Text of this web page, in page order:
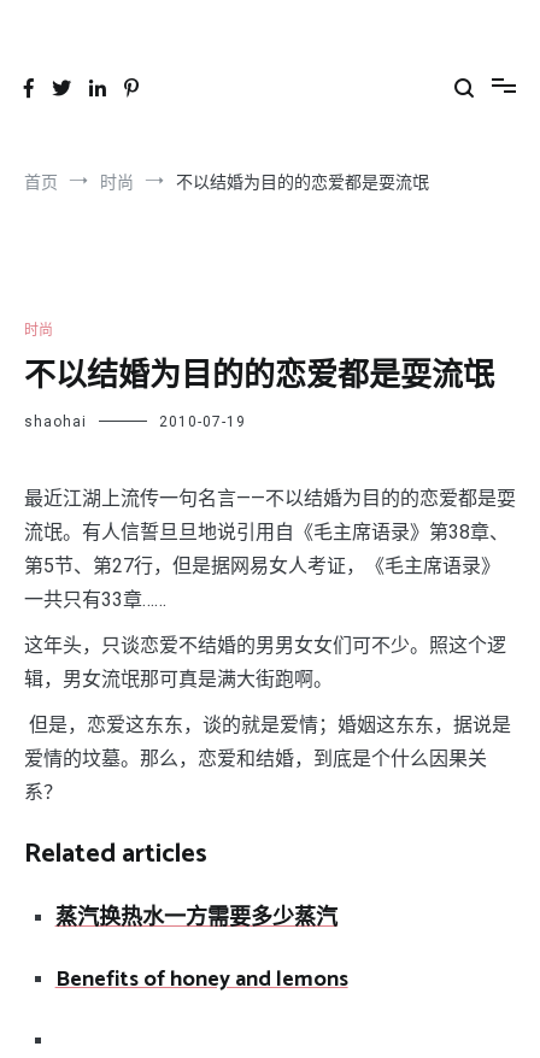
首页 时尚 不以结婚为目的的恋爱都是耍流氓
时尚
不以结婚为目的的恋爱都是耍流氓
shaohai 2010-07-19
最近江湖上流传一句名言——不以结婚为目的的恋爱都是耍
流氓。有人信誓旦旦地说引用自《毛主席语录》第38章、
第5节、第27行，但是据网易女人考证，《毛主席语录》
一共只有33章……
这年头，只谈恋爱不结婚的男男女女们可不少。照这个逻
辑，男女流氓那可真是满大街跑啊。
但是，恋爱这东东，谈的就是爱情；婚姻这东东，据说是
爱情的坟墓。那么，恋爱和结婚，到底是个什么因果关
系？
Related articles
蒸汽换热水一方需要多少蒸汽
Benefits of honey and lemons